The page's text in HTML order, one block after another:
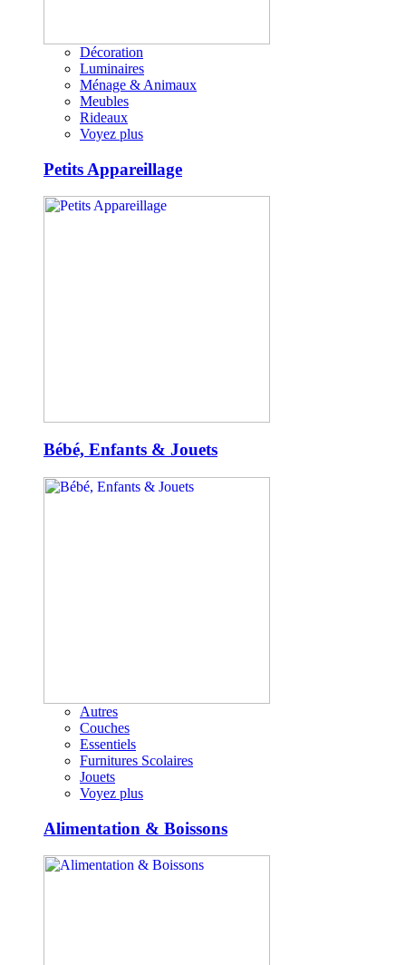
Décoration
Luminaires
Ménage & Animaux
Meubles
Rideaux
Voyez plus
Petits Appareillage
Bébé, Enfants & Jouets
Autres
Couches
Essentiels
Furnitures Scolaires
Jouets
Voyez plus
Alimentation & Boissons